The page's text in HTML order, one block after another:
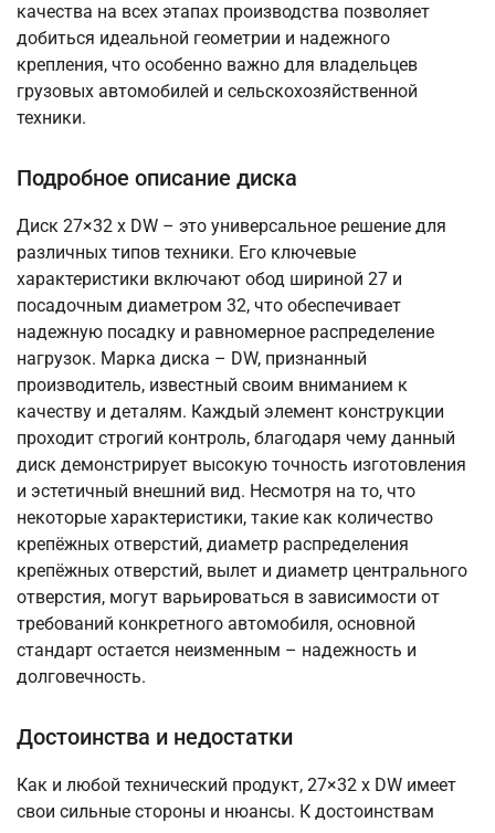
качества на всех этапах производства позволяет
добиться идеальной геометрии и надежного
крепления, что особенно важно для владельцев
грузовых автомобилей и сельскохозяйственной
техники.
Подробное описание диска
Диск 27×32 x DW – это универсальное решение для
различных типов техники. Его ключевые
характеристики включают обод шириной 27 и
посадочным диаметром 32, что обеспечивает
надежную посадку и равномерное распределение
нагрузок. Марка диска – DW, признанный
производитель, известный своим вниманием к
качеству и деталям. Каждый элемент конструкции
проходит строгий контроль, благодаря чему данный
диск демонстрирует высокую точность изготовления
и эстетичный внешний вид. Несмотря на то, что
некоторые характеристики, такие как количество
крепёжных отверстий, диаметр распределения
крепёжных отверстий, вылет и диаметр центрального
отверстия, могут варьироваться в зависимости от
требований конкретного автомобиля, основной
стандарт остается неизменным – надежность и
долговечность.
Достоинства и недостатки
Как и любой технический продукт, 27×32 x DW имеет
свои сильные стороны и нюансы. К достоинствам